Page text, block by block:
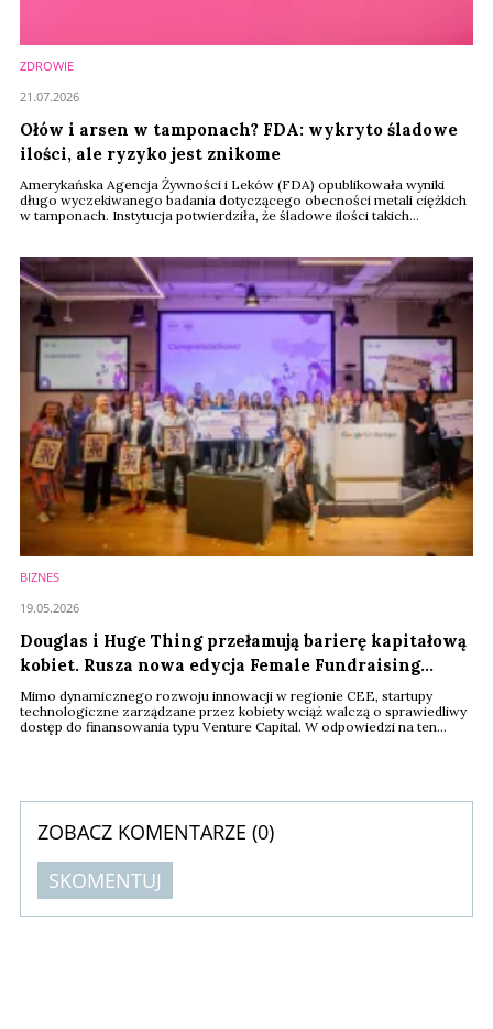
ZDROWIE
Ołów i arsen w tamponach? FDA: wykryto śladowe
ilości, ale ryzyko jest znikome
Amerykańska Agencja Żywności i Leków (FDA) opublikowała wyniki
długo wyczekiwanego badania dotyczącego obecności metali ciężkich
w tamponach. Instytucja potwierdziła, że śladowe ilości takich
ilościach, że zgodnie z przeprowadzoną oceną toksykologiczną, nie
stanowią zagrożenia dla ...
21.07.2026
BIZNES
Douglas i Huge Thing przełamują barierę kapitałową
kobiet. Rusza nowa edycja Female Fundraising
Academy z myślą o Beauty Tech
Mimo dynamicznego rozwoju innowacji w regionie CEE, startupy
technologiczne zarządzane przez kobiety wciąż walczą o sprawiedliwy
dostęp do finansowania typu Venture Capital. W odpowiedzi na ten
19.05.2026
ZOBACZ KOMENTARZE (0)
SKOMENTUJ